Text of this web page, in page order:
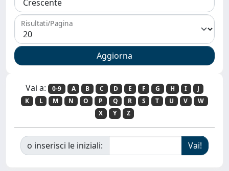
Risultati/Pagina
Vai a: 0-9 A B C D E F G H I
J
K
L M N O P Q R S T U V
W
X
Y Z
o inserisci le iniziali: